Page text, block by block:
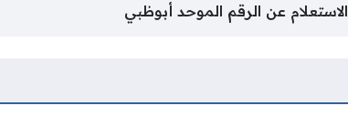
الاستعلام عن الرقم الموحد أبوظبي